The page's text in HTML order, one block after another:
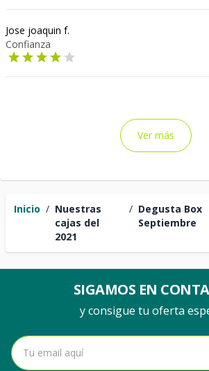
Inicio / Nuestras
cajas del
2021
/ Degusta Box
Septiembre
Jose joaquin f.
Confianza
Ver más
SIGAMOS EN
y consigue tu oferta